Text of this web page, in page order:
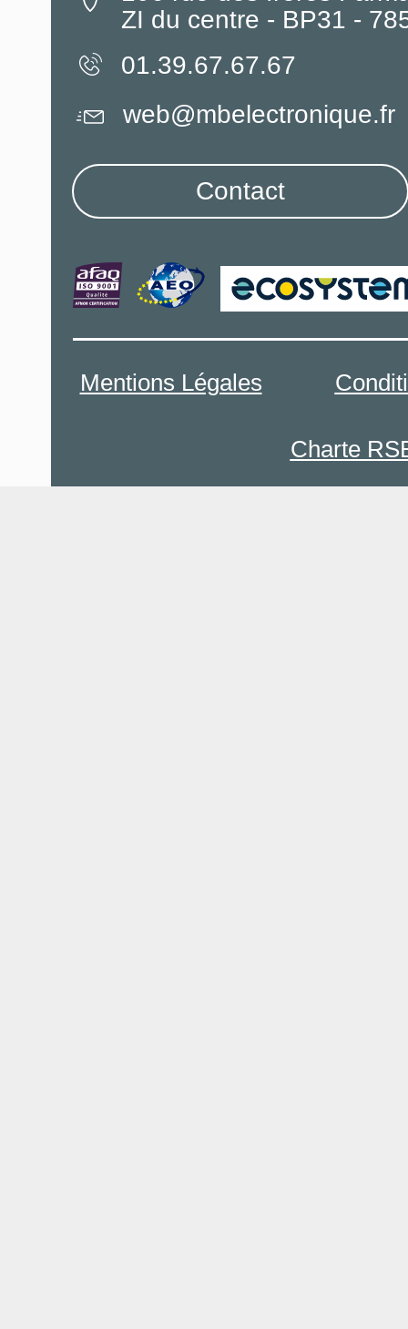
ZI du centre - BP31 -
01.39.67.67.67
Mentions Légales
Charte
web@mbelectronique.fr
Contact